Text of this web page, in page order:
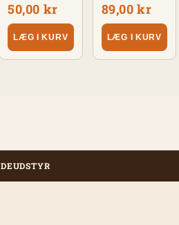
50,00 kr
LÆG I KURV
89,00 kr
LÆG I KURV